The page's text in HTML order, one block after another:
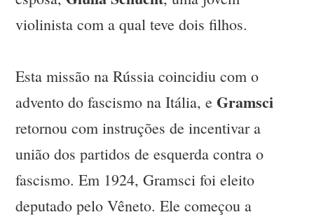
violinista com a qual teve dois filhos.
Esta missão na Rússia coincidiu com o
advento do fascismo na Itália, eGramsci
retornou com instruções de incentivar a
união dos partidos de esquerda contra o
fascismo. Em 1924, Gramsci foi eleito
deputado pelo Vêneto. Ele começou a